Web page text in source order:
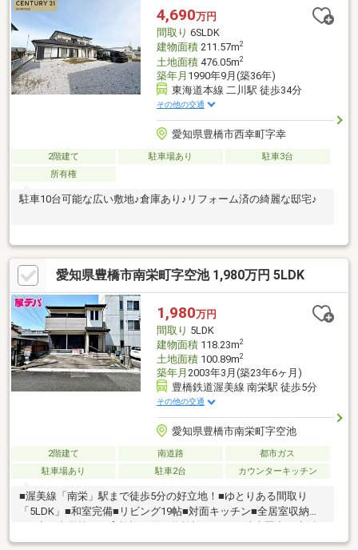
屋を叶える、夢が広がる住まいで新しい生活を始めませんか？
4,690万円
間取り 6SLDK
建物面積211.57m2
土地面積476.05m2
築年月 1990年9月(築36年)
東海道本線 二川駅 徒歩34分
その他の交通
愛知県豊橋市西幸町字幸
2階建て 駐車場あり
駐車3台
所有権
駐車10台可能な広い敷地♪倉庫あり♪リフォーム済の綺麗な邸宅♪
愛知県豊橋市南栄町字空池 1,980万円 5LDK
1,980万円
間取り 5LDK
建物面積118.23m2
土地面積100.89m2
築年月 2003年3月(築23年6ヶ月)
豊橋鉄道渥美線 南栄駅 徒歩5分
その他の交通
愛知県豊橋市南栄町字空池
2階建て 南道路
都市ガス
駐車場あり
駐車2台 カウンターキッチン
■渥美線「南栄」駅まで徒歩5分の好立地！■ゆとりある間取り
「5LDK」■和室完備■リビング19帖■対面キッチン■全居室収納付
便利■閑静な住宅街